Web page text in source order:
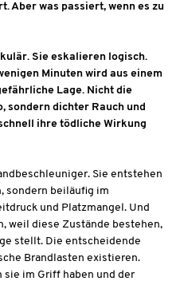
Aber was passiert, wenn es zu
Sie eskalieren logisch.
Minuten wird aus einem
Lage. Nicht die
sondern dichter Rauch und
ihre tödliche Wirkung
Sie entstehen
sondern beiläufig im
und Platzmangel. Und
weil diese Zustände bestehen,
stellt. Die entscheidende
Brandlasten existieren.
sie im Griff haben und der